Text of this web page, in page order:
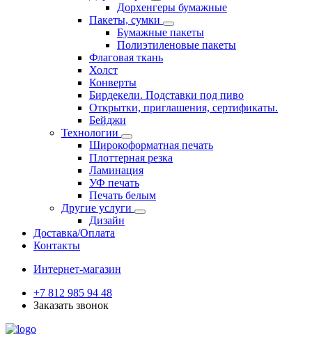
Дорхенгеры бумажные
Пакеты, сумки
Бумажные пакеты
Полиэтиленовые пакеты
Флаговая ткань
Холст
Конверты
Бирдекели. Подставки под пиво
Открытки, приглашения, сертификаты.
Бейджи
Технологии
Широкоформатная печать
Плоттерная резка
Ламинация
УФ печать
Печать белым
Другие услуги
Дизайн
Доставка/Оплата
Контакты
Интернет-магазин
+7 812 985 94 48
Заказать звонок